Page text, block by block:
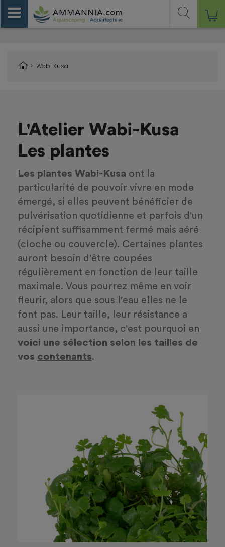
> Wabi Kusa
L'Atelier Wabi-Kusa
Les plantes
Les plantes Wabi-Kusa ont la
particularité de pouvoir vivre en mode
émergé, si elles peuvent bénéficier de
pulvérisation quotidienne et parfois d'un
récipient suffisamment fermé mais aéré
(cloche ou couvercle). Certaines plantes
auront besoin d'être coupées
régulièrement en fonction de leur taille
maximale. Vous pourrez même en voir
fleurir, alors que sous l'eau elles ne le
font pas. Leur taille, leur résistance a
aussi une importance, c'est pourquoi en
voici une sélection selon les tailles de
vos contenants.